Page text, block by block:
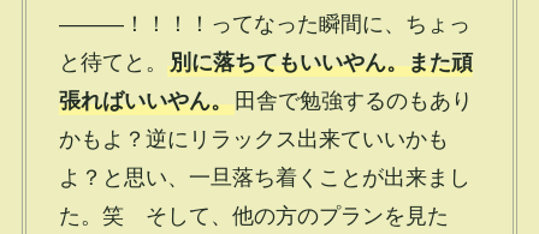
―――！！！！ってなった瞬間に、ちょっ
と待てと。 別に落ちてもいいやん。また頑
張ればいいやん。田舎で勉強するのもあり
かもよ？逆にリラックス出来ていいかも
よ？と思い、一旦落ち着くことが出来まし
た。笑 そして、他の方のプランを見た